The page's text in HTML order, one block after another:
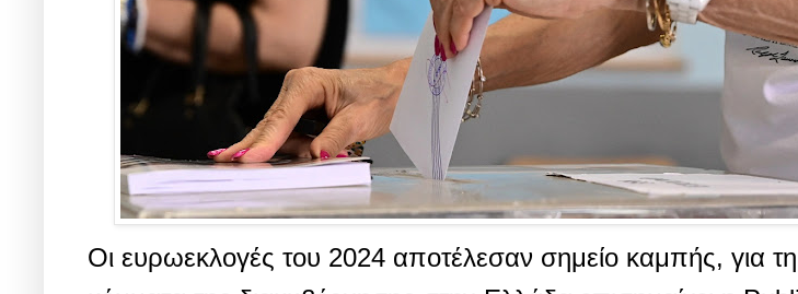
Οι ευρωεκλογές του 2024 αποτέλεσαν σημείο καμπής, για